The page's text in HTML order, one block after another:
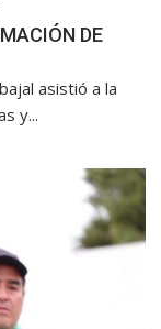
DE
asistió a la
y...